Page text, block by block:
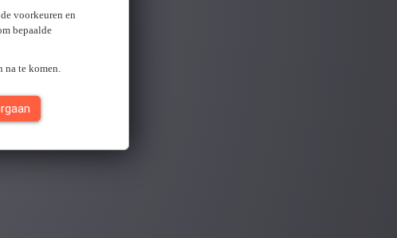
voorkeuren en
bepaalde
te komen.